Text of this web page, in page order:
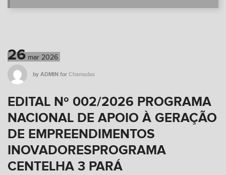
26 mar 2026
by ADMIN for Chamadas
EDITAL Nº 002/2026 PROGRAMA
NACIONAL DE APOIO À GERAÇÃO
DE EMPREENDIMENTOS
INOVADORESPROGRAMA
CENTELHA 3 PARÁ